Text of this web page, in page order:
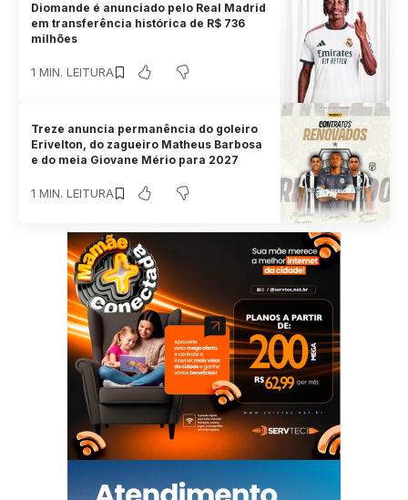
Diomande é anunciado pelo Real Madrid
em transferência histórica de R$ 736
milhões
1 MIN. LEITURA
Treze anuncia permanência do goleiro
Erivelton, do zagueiro Matheus Barbosa
e do meia Giovane Mério para 2027
1 MIN. LEITURA